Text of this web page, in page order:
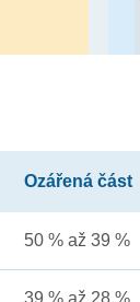
Ozářená část
50 % až 39 %
39 % až 28 %